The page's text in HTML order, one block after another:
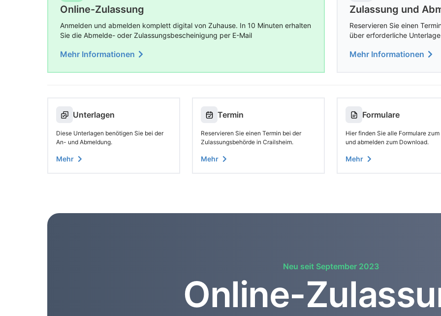
Online-Zulassung
Anmelden und abmelden komplett digital von Zuhause. In 10 Minuten erhalten
Sie die Abmelde- oder Zulassungsbescheinigung per E-Mail
Mehr Informationen
Zulassung und
Reservieren Sie einen
über erforderliche
Mehr Informationen
Unterlagen
Diese Unterlagen benötigen Sie bei der
An- und Abmeldung.
Mehr
Termin
Reservieren Sie einen Termin bei der
Zulassungsbehörde in Crailsheim.
Mehr
Formulare
Hier finden Sie alle Formulare
und abmelden zum Download.
Mehr
Neu seit September 2023
Online-